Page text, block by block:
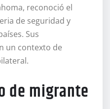
reconoció el
de seguridad y
Sus
un contexto de
de migrante